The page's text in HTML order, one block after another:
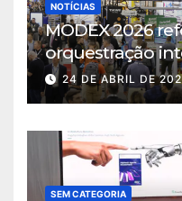
NOTÍCIAS
MODEX 2026
orquestração
intralogística
24 DE ABRIL DE
SEM CATEGORIA